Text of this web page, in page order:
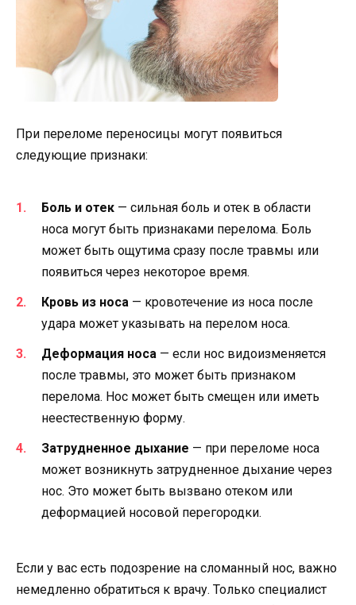
При переломе переносицы могут появиться
следующие признаки:
Боль и отек — сильная боль и отек в области
носа могут быть признаками перелома. Боль
может быть ощутима сразу после травмы или
появиться через некоторое время.
Кровь из носа — кровотечение из носа после
удара может указывать на перелом носа.
Деформация носа — если нос видоизменяется
после травмы, это может быть признаком
перелома. Нос может быть смещен или иметь
неестественную форму.
Затрудненное дыхание — при переломе носа
может возникнуть затрудненное дыхание через
нос. Это может быть вызвано отеком или
деформацией носовой перегородки.
Если у вас есть подозрение на сломанный нос, важно
немедленно обратиться к врачу. Только специалист